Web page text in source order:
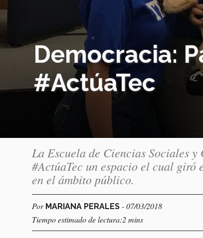
Democracia:
#ActúaTec
La Escuela de Ciencias Sociales
#ActúaTec un espacio el cual
en el ámbito público.
Por MARIANA PERALES - 07/03/2018
Tiempo estimado de lectura:2 mins